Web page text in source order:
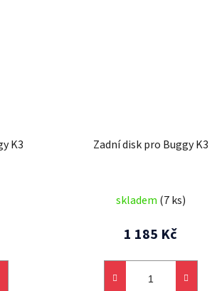
K3 Zadní disk pro Buggy K3
skladem (7 ks)
1 185 Kč